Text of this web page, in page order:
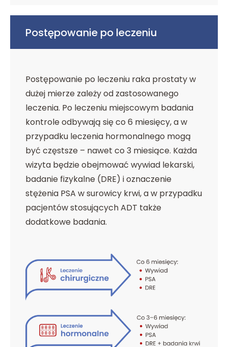
Postępowanie po leczeniu
Postępowanie po leczeniu raka prostaty w
dużej mierze zależy od zastosowanego
leczenia. Po leczeniu miejscowym badania
kontrole odbywają się co 6 miesięcy, a w
przypadku leczenia hormonalnego mogą
być częstsze – nawet co 3 miesiące. Każda
wizyta będzie obejmować wywiad lekarski,
badanie fizykalne (DRE) i oznaczenie
stężenia PSA w surowicy krwi, a w przypadku
pacjentów stosujących ADT także
dodatkowe badania.